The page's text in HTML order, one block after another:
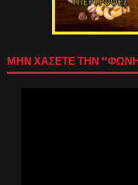
ΜΗΝ ΧΑΣΕΤΕ ΤΗΝ